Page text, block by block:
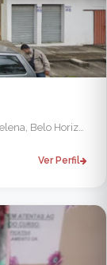
Rua Francisco Duarte Mendonça, 617 - Santa Helena, Belo Horizonte - MG, 30642-310, Brasil - Ibirité
Ver Perfil